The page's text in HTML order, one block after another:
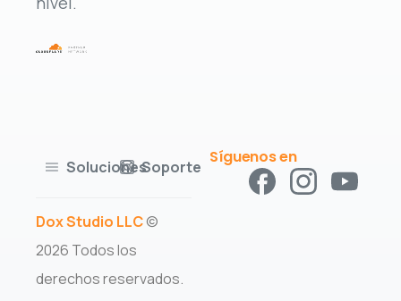
SolucionesSoporte
Dox Studio LLC©
2026 Todos los
derechos reservados.
Síguenos en